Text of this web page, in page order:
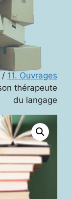
/ 11. Ouvrages
thérapeute
du langage